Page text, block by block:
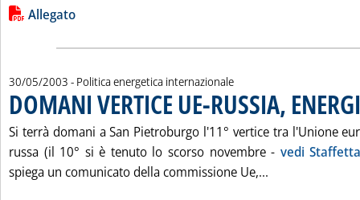
Lista allegati PDF alla notizia
Allegato
30/05/2003 - Politica energetica internazionale
DOMANI VERTICE UE-RUSSIA,
Si terrà domani a San Pietroburgo l'11° vertice tra l'Unione
russa (il 10° si è tenuto lo scorso novembre - vedi
spiega un comunicato della commissione Ue,...